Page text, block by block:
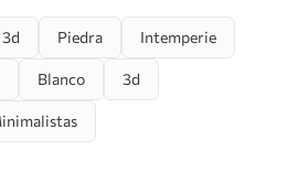
Piedra Intemperie
Blanco 3d